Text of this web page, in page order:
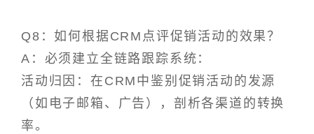
Q8：如何根据CRM点评促销活动的效果？
A：必须建立全链路跟踪系统：
活动归因：在CRM中鉴别促销活动的发源
（如电子邮箱、广告），剖析各渠道的转换
率。